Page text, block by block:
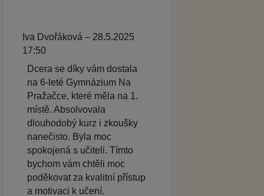
Iva Dvořáková – 28.5.2025
17:50
Dcera se díky vám dostala
na 6-leté Gymnázium Na
Pražačce, které měla na 1.
místě. Absolvovala
dlouhodobý kurz i zkoušky
nanečisto. Byla moc
spokojená s učiteli. Tímto
bychom vám chtěli moc
poděkovat za kvalitní přístup
a motivaci k učení.